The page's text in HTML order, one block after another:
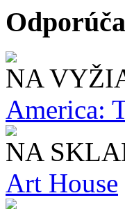
NA
America:
NA
Art House